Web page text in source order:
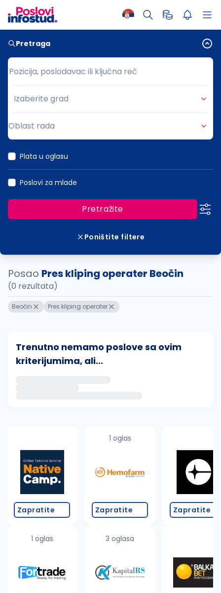
Pretraga
Pozicija, poslodavac ili ključna reč
Pozicija, poslodavac ili ključna reč
Grad
Izaberite grad
Oblast rada
Plata u oglasu
Poslovi za mlade
Pretražite
Poništite filtere
Posao Pres kliping operater Beočin
(0 rezultata)
Beočin Pres kliping operater
Trenutno nemamo poslove sa ovim
kriterijumima, ali...
Takođe možete da:
proverite pravopisne greške (koristite č, ć, š, đ,
povećajte radijus za odabrani grad
promenite odabrane filtere pretrage
Zapratite
1 oglas
1 oglas
Zapratite
3 oglasa
Zapratite